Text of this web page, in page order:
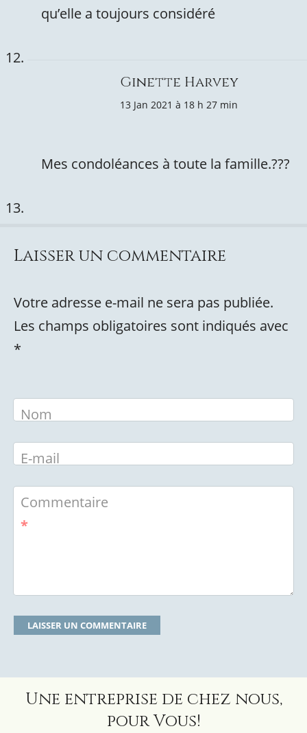
qu’elle a toujours considéré
Ginette Harvey
13 Jan 2021 à 18 h 27 min
Mes condoléances à toute la famille.???
Laisser un commentaire
Votre adresse e-mail ne sera pas publiée.
Les champs obligatoires sont indiqués avec
*
Nom
E-mail
Commentaire
*
Une entreprise de chez nous,
pour Vous!